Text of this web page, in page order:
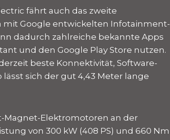
fährt auch das zweite
Google entwickelten Infotainment-
dadurch zahlreiche bekannte Apps
und den Google Play Store nutzen.
beste Konnektivität, Software-
lässt sich der gut 4,43 Meter lange
Magnet-Elektromotoren an der
von 300 kW (408 PS) und 660 Nm